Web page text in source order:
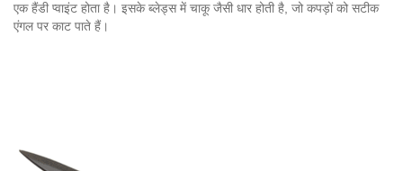
एक हैंडी प्वाइंट होता है। इसके ब्लेड्स में चाकू जैसी धार होती है, जो कपड़ों को सटीक
एंगल पर काट पाते हैं।